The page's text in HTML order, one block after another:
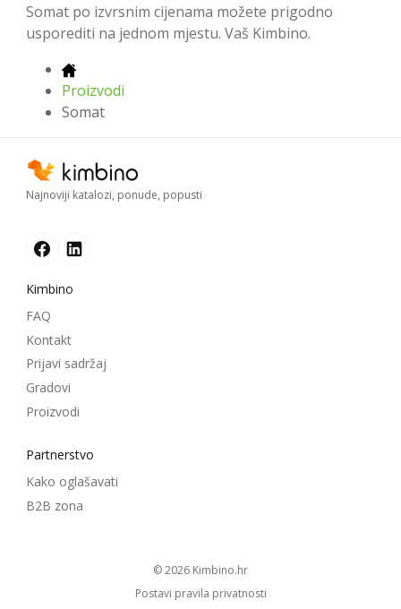
Somat po izvrsnim cijenama možete prigodno
usporediti na jednom mjestu. Vaš Kimbino.
Proizvodi
Somat
Najnoviji katalozi, ponude, popusti
Kimbino
FAQ
Kontakt
Prijavi sadržaj
Gradovi
Proizvodi
Partnerstvo
Kako oglašavati
B2B zona
© 2026
kimbino.hr
Postavi pravila privatnosti